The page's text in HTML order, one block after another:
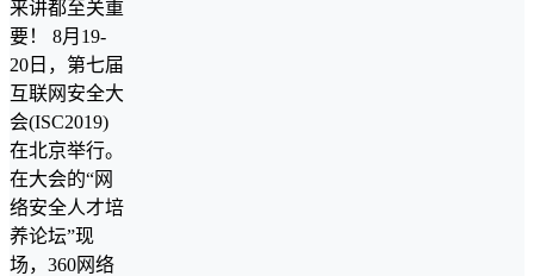
来讲都至关重
要！ 8月19-
20日，第七届
互联网安全大
会(ISC2019)
在北京举行。
在大会的“网
络安全人才培
养论坛”现
场，360网络